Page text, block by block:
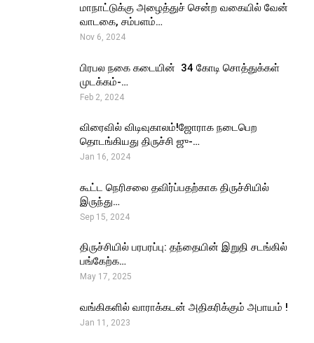
மாநாட்டுக்கு அழைத்துச் சென்ற வகையில் வேன்
வாடகை, சம்பளம்…
Nov 6, 2024
பிரபல நகை கடையின் ₹ 34 கோடி சொத்துக்கள்
முடக்கம்-…
Feb 2, 2024
விரைவில் விடிவுகாலம்!ஜோராக நடைபெற
தொடங்கியது திருச்சி ஜு-…
Jan 16, 2024
கூட்ட நெரிசலை தவிர்ப்பதற்காக திருச்சியில்
இருந்து…
Sep 15, 2024
திருச்சியில் பரபரப்பு: தந்தையின் இறுதி சடங்கில்
பங்கேற்க…
May 17, 2025
வங்கிகளில் வாராக்கடன் அதிகரிக்கும் அபாயம் !
Jan 11, 2023